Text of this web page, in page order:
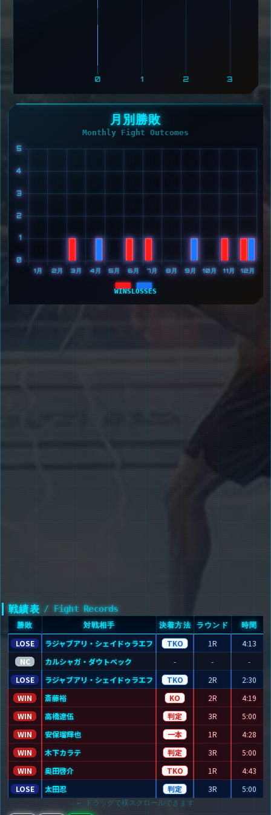
0 1 2 3
月別勝敗
Monthly Fight Outcomes
WINSLOSSES
戦績表 / Fight Records
勝敗 対戦相手 決着方法 ラウンド 時間
LOSE ラジャブアリ・シェイドゥラエフ TKO 1R 4:13
NC
カルシャガ・ダウトベック - - -
LOSE
ラジャブアリ・シェイドゥラエフ TKO 2R 2:30
WIN
斎藤裕 KO 2R 4:19
WIN
高橋遼伍 判定 3R 5:00
WIN
安保瑠輝也 一本 1R 4:28
WIN
木下カラテ 判定 3R 5:00
WIN
奥田啓介 TKO 1R 4:43
LOSE
太田忍 判定 3R 5:00
← ドラッグで横スクロールできます